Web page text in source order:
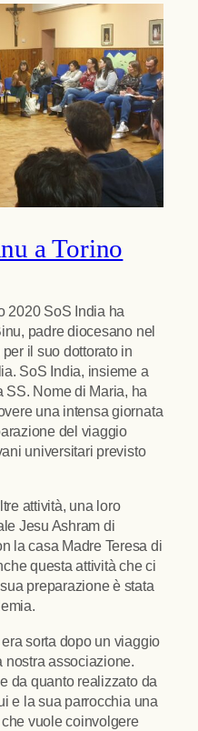
a Torino
2020 SoS India ha
padre diocesano nel
il suo dottorato in
SoS India, insieme a
Nome di Maria, ha
una intensa giornata
del viaggio
universitari previsto
attività, una loro
Jesu Ashram di
la casa Madre Teresa di
questa attività che ci
preparazione è stata
sorta dopo un viaggio
nostra associazione.
da quanto realizzato da
e la sua parrocchia una
vuole coinvolgere